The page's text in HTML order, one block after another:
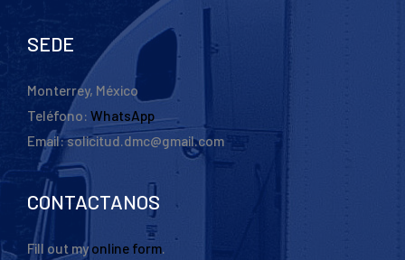
SEDE
Monterrey, México
Teléfono: WhatsApp
Email: solicitud.dmc@gmail.com
CONTACTANOS
Fill out my online form.